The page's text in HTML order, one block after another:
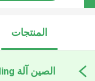
المنتجات
الصين آلة rotomolding المكوك